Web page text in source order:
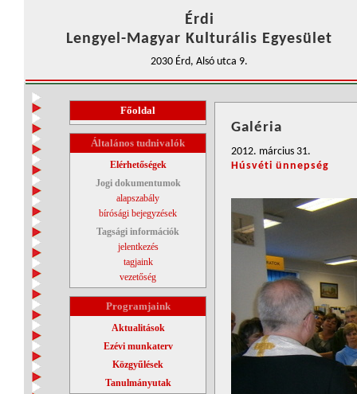
Érdi
Lengyel-Magyar Kulturális Egyesület
2030 Érd, Alsó utca 9.
Főoldal
Általános tudnivalók
Elérhetőségek
Jogi dokumentumok
alapszabály
bírósági bejegyzések
Tagsági információk
jelentkezés
tagjaink
vezetőség
Programjaink
Aktualitások
Ezévi munkaterv
Közgyűlések
Tanulmányutak
Galéria
2012. március 31.
Húsvéti ünnepség